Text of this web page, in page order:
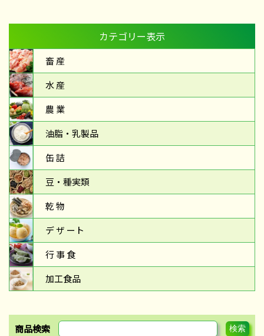
カテゴリー表示
畜 産
水 産
農 業
油脂・乳製品
缶 詰
豆・種実類
乾 物
デ ザ ート
行 事 食
加工食品
商品検索